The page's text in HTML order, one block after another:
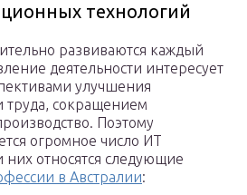
технологий
развиваются каждый
деятельности интересует
улучшения
труда, сокращением
Поэтому
огромное число ИТ
них относятся следующие
в Австралии: